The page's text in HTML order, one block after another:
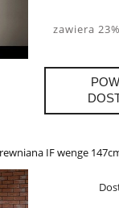
zawiera
IF wenge